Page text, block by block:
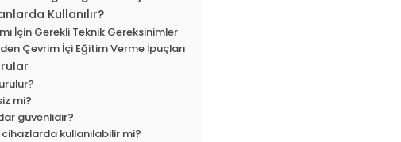
Kullanılır?
İçin Gerekli Teknik Gereksinimler
Çevrim İçi Eğitim Verme İpuçları
mi?
güvenlidir?
kullanılabilir mi?